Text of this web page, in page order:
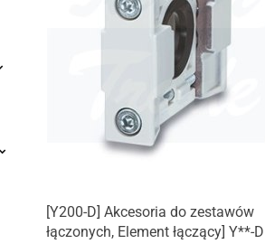
[Y200-D] Akcesoria do zestawów
łączonych, Element łączący] Y**-D